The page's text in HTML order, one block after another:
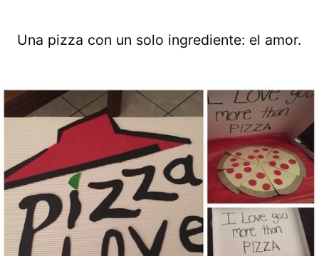
Una pizza con un solo ingrediente: el amor.